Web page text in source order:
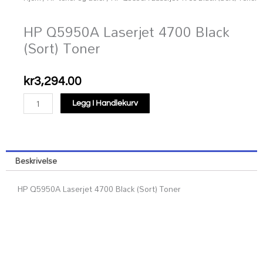
HP Q5950A Laserjet 4700 Black
(Sort) Toner
kr3,294.00
HP
Q5950A
Black
(Sort)
antall
Legg I Handlekurv
Beskrivelse
HP Q5950A Laserjet 4700 Black (Sort) Toner